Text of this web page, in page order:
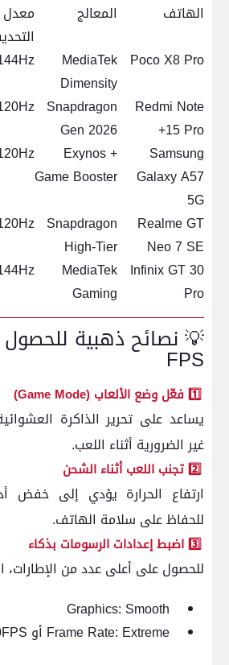
الهاتف المعالج
معدل
Poco X8 Pro
MediaTek
Dimensity
Redmi Note
15 Pro+
Snapdragon
Gen 2026
Samsung
Galaxy A57
5G
Exynos +
Game Booster
Realme GT
Neo 7 SE
Snapdragon
High-Tier
Infinix GT 30
Pro
MediaTek
Gaming
💡 نصائح ذهبية
FPS
1️⃣ فعّل وضع الألعاب (Game Mode)
يساعد على تحرير الذاكرة
غير الضرورية أثناء اللعب.
2️⃣ تجنب اللعب أثناء الشحن
ارتفاع الحرارة يؤدي إلى خفض
للحفاظ على سلامة الهاتف.
3️⃣ اضبط إعدادات الرسومات بذكاء
للحصول على أعلى عدد من الإطارات،
Graphics: Smooth
Frame Rate: Extreme أو 90FPS